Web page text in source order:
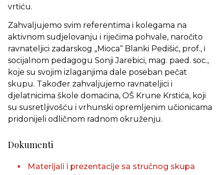
vrtiću.
Zahvaljujemo svim referentima i kolegama na
aktivnom sudjelovanju i riječima pohvale, naročito
ravnateljici zadarskog „Mioca“ Blanki Pedišić, prof., i
socijalnom pedagogu Sonji Jarebici, mag. paed. soc.,
koje su svojim izlaganjima dale poseban pečat
skupu. Također zahvaljujemo ravnateljici i
djelatnicima škole domaćina, OŠ Krune Krstića, koji
su susretljivošću i vrhunski opremljenim učionicama
pridonijeli odličnom radnom okruženju.
Dokumenti
Materijali i prezentacije sa stručnog skupa